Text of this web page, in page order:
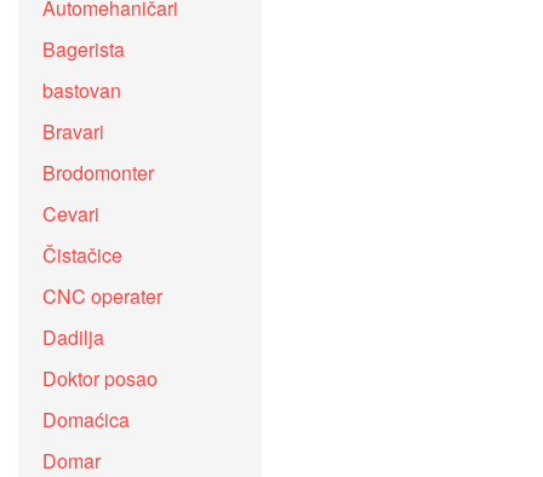
Automehaničari
Bagerista
bastovan
Bravari
Brodomonter
Cevari
Čistačice
CNC operater
Dadilja
Doktor posao
Domaćica
Domar